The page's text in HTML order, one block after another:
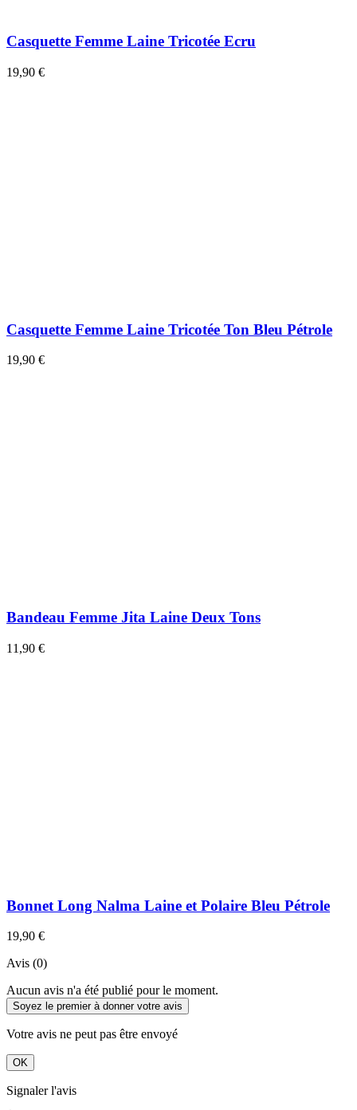
Casquette Femme Laine Tricotée Ecru
19,90 €
Casquette Femme Laine Tricotée Ton Bleu Pétrole
19,90 €
Bandeau Femme Jita Laine Deux Tons
11,90 €
Bonnet Long Nalma Laine et Polaire Bleu Pétrole
19,90 €
Avis (0)
Aucun avis n'a été publié pour le moment.
Soyez le premier à donner votre avis
Votre avis ne peut pas être envoyé
OK
Signaler l'avis